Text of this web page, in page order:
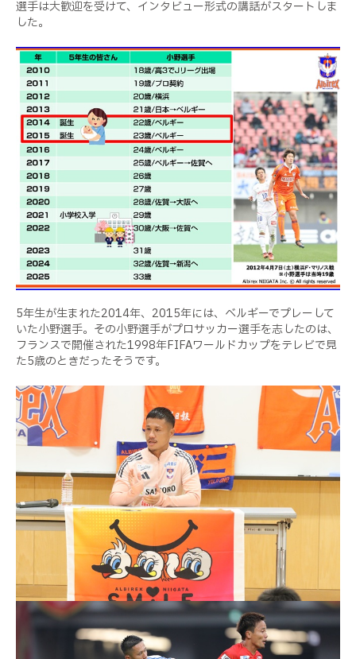
選手は大歓迎を受けて、インタビュー形式の講話がスタートしま
した。
5年生が生まれた2014年、2015年には、ベルギーでプレーして
いた小野選手。その小野選手がプロサッカー選手を志したのは、
フランスで開催された1998年FIFAワールドカップをテレビで見
た5歳のときだったそうです。